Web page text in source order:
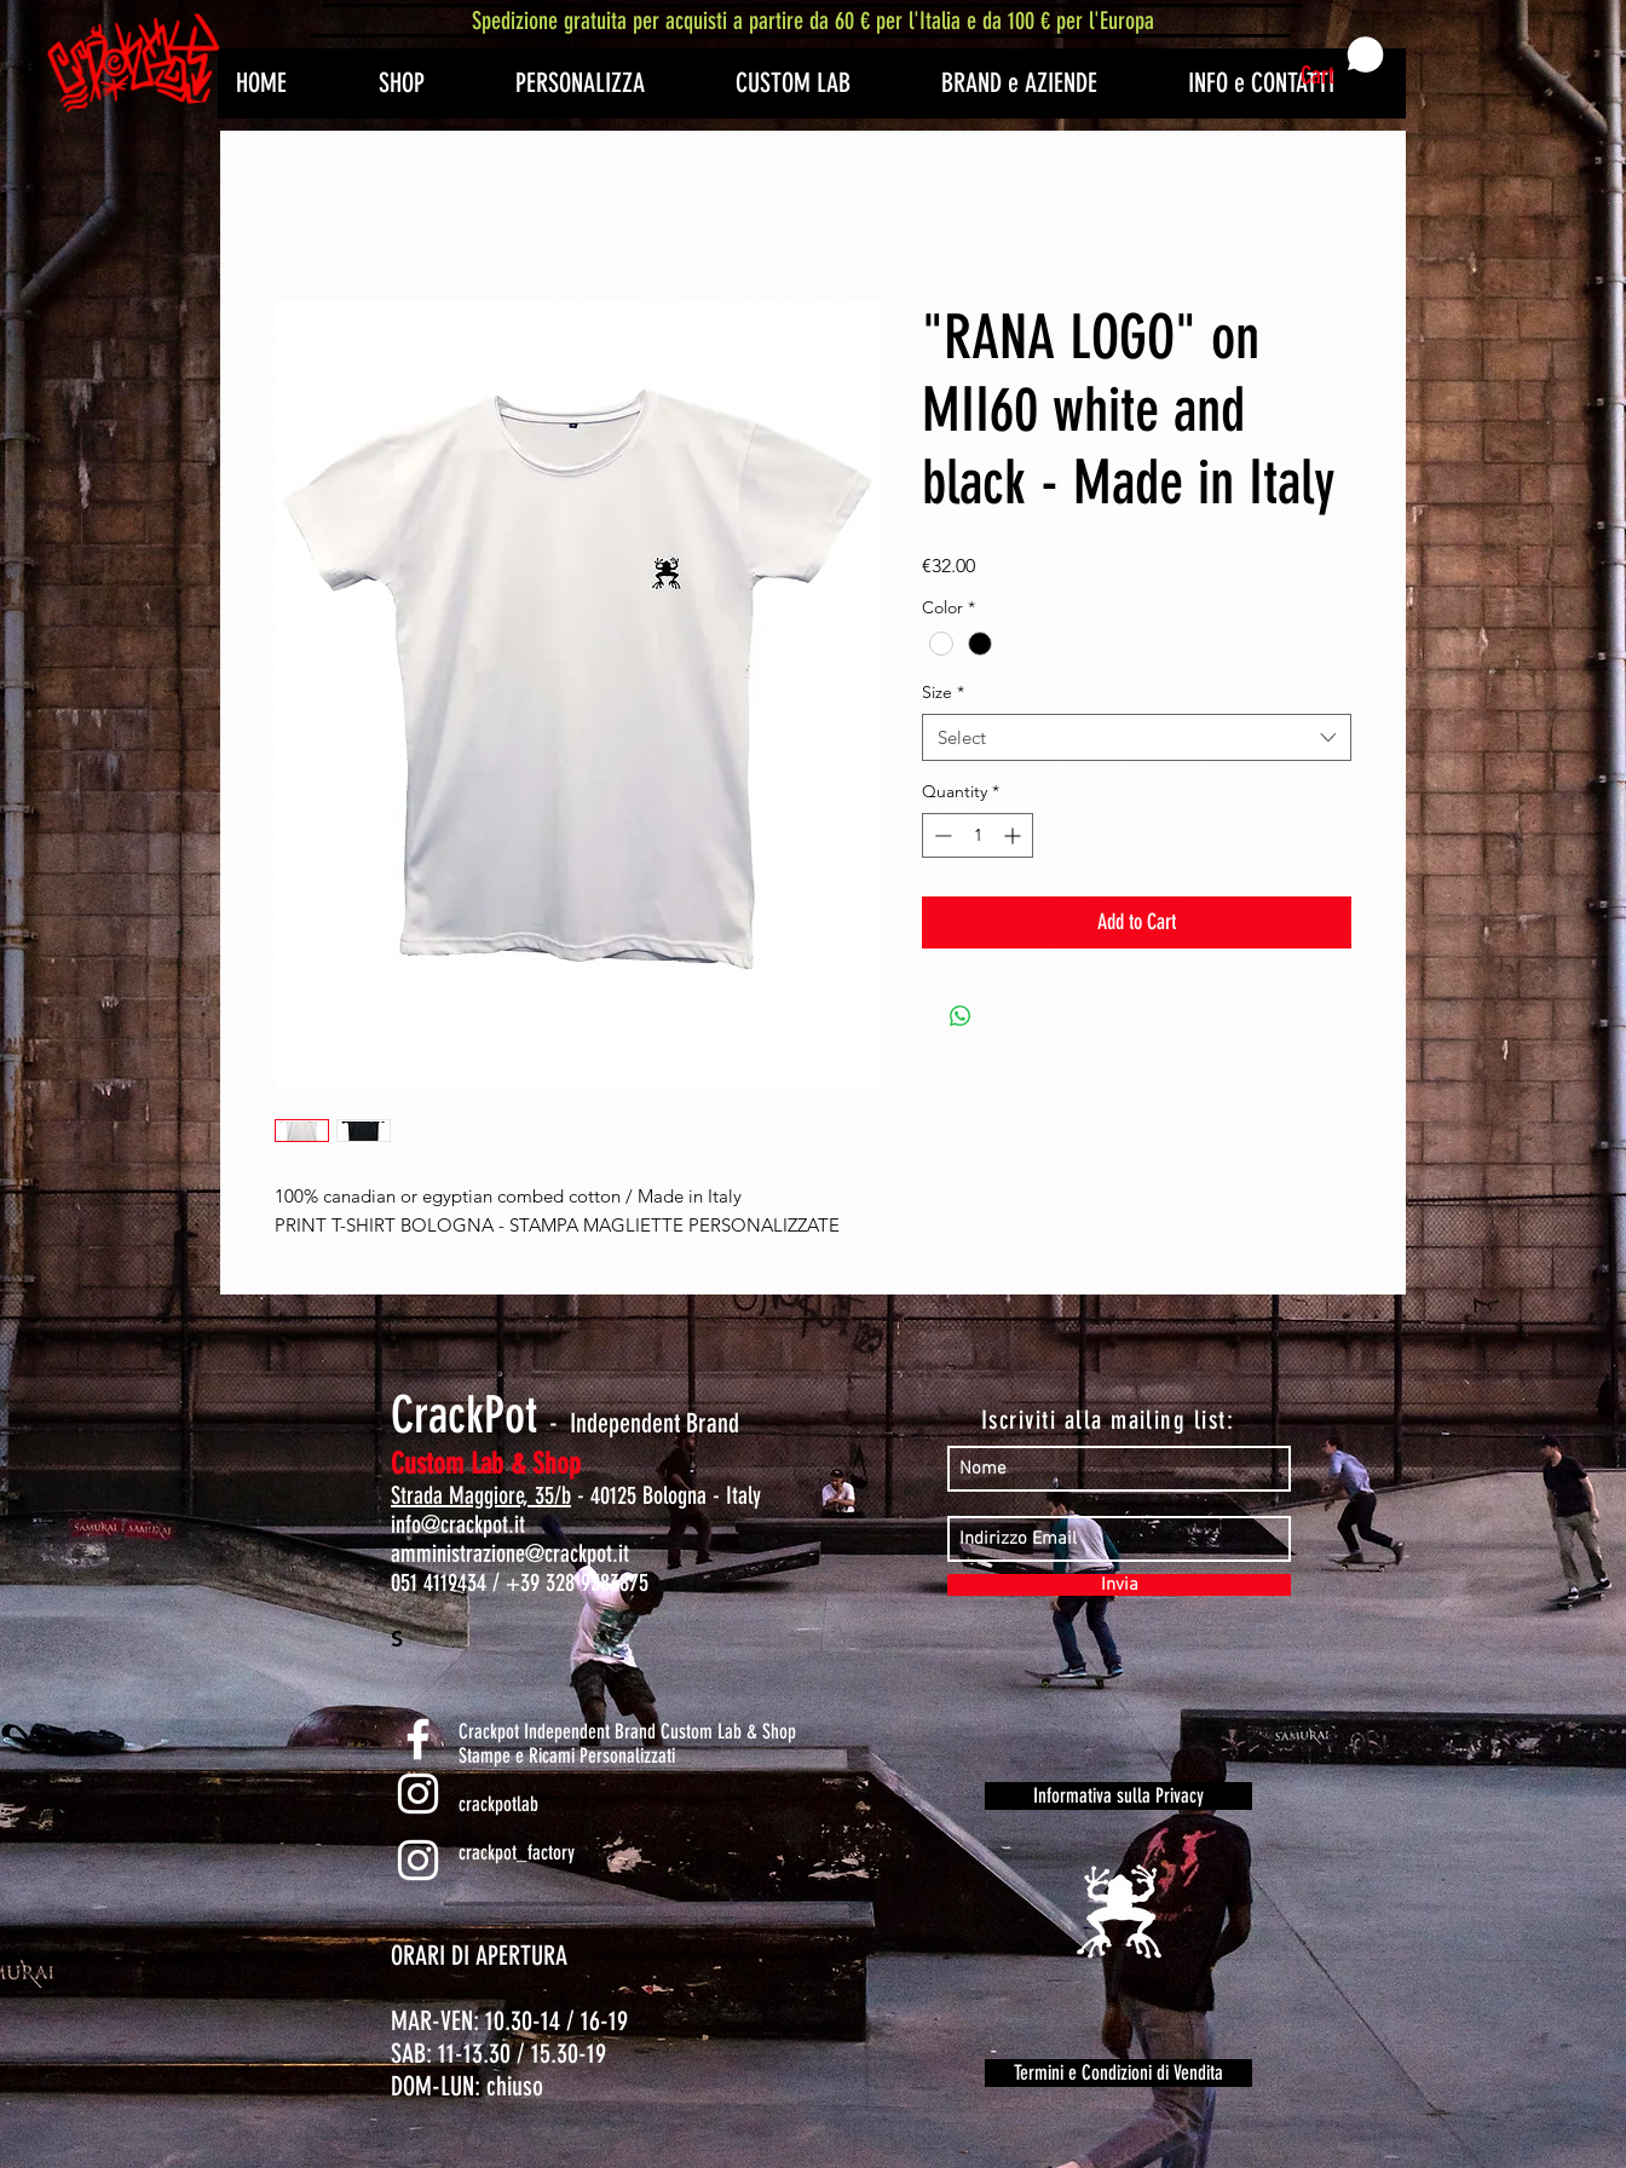
407576113488082
HOME SHOP PERSONALIZZA CUSTOM LAB BRAND e AZIENDE INFO e CONTATTI
Spedizione gratuita per acquisti a partire da 60 € per l'Italia e da 100 € per l'Europa
Cart
100% canadian or egyptian combed cotton / Made in Italy
PRINT T-SHIRT BOLOGNA - STAMPA MAGLIETTE PERSONALIZZATE
"RANA LOGO" on
MII60 white and
black - Made in Italy
€32.00Price
Color *
Size *
Select
Quantity *
Add to Cart
CrackPot- Independent Brand
Custom Lab & Shop
Strada Maggiore, 35/b- 40125 Bologna - Italy
info@crackpot.it
amministrazione@crackpot.it
051 4119434 / +39 328 9383875
S
Crackpot Independent Brand Custom Lab & Shop
Stampe e Ricami Personalizzati
crackpotlab
crackpot_factory
ORARI DI APERTURA
MAR-VEN: 10.30-14 / 16-19
SAB: 11-13.30 / 15.30-19
DOM-LUN: chiuso
Iscriviti alla mailing list:
Invia
Informativa sulla Privacy
Termini e Condizioni di Vendita